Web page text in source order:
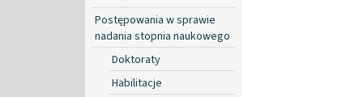
Postępowania w sprawie
nadania stopnia naukowego
Doktoraty
Habilitacje